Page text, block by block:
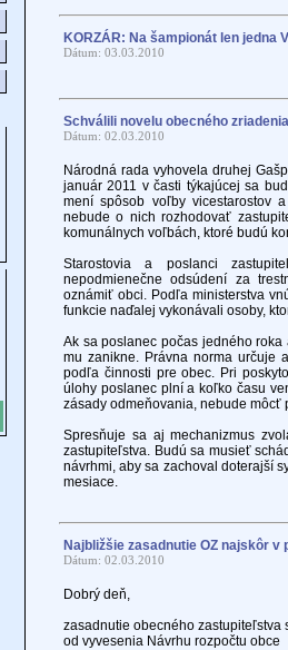
KORZÁR: Na šampionát len jedna
Dátum: 03.03.2010
Schválili novelu obecného zriadenia
Dátum: 02.03.2010
Národná rada vyhovela druhej
január 2011 v časti týkajúcej sa
mení spôsob voľby vicestarostov
nebude o nich rozhodovať
komunálnych voľbách, ktoré budú
Starostovia a poslanci
nepodmienečne odsúdení za
oznámiť obci. Podľa ministerstva
funkcie naďalej vykonávali osoby,
Ak sa poslanec počas jedného
mu zanikne. Právna norma určuje
podľa činnosti pre obec. Pri
úlohy poslanec plní a koľko času
zásady odmeňovania, nebude môcť
Spresňuje sa aj mechanizmus
zastupiteľstva. Budú sa musieť
návrhmi, aby sa zachoval doterajší
mesiace.
Najbližšie zasadnutie OZ najskôr v
Dátum: 02.03.2010
Dobrý deň,
zasadnutie obecného zastupiteľstva
od vyvesenia Návrhu rozpočtu obce